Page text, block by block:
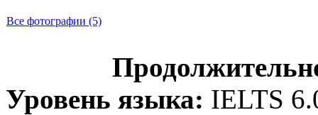
Все фотографии (5)
Уровень языка: IELTS